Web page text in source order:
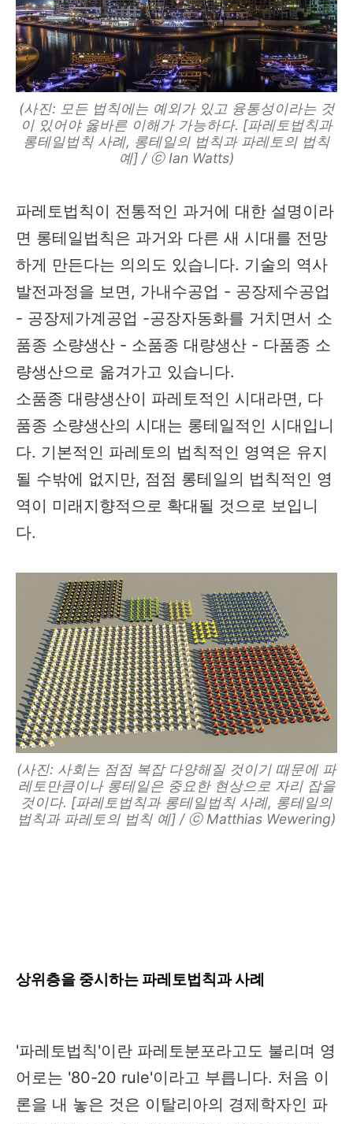
(사진: 모든 법칙에는 예외가 있고 융통성이라는 것
이 있어야 옳바른 이해가 가능하다. [파레토법칙과
롱테일법칙 사례, 롱테일의 법칙과 파레토의 법칙
예] / ⓒ Ian Watts)
파레토법칙이 전통적인 과거에 대한 설명이라
면 롱테일법칙은 과거와 다른 새 시대를 전망
하게 만든다는 의의도 있습니다. 기술의 역사
발전과정을 보면, 가내수공업 - 공장제수공업
- 공장제가계공업 -공장자동화를 거치면서 소
품종 소량생산 - 소품종 대량생산 - 다품종 소
량생산으로 옮겨가고 있습니다.
소품종 대량생산이 파레토적인 시대라면, 다
품종 소량생산의 시대는 롱테일적인 시대입니
다. 기본적인 파레토의 법칙적인 영역은 유지
될 수밖에 없지만, 점점 롱테일의 법칙적인 영
역이 미래지향적으로 확대될 것으로 보입니
다.
(사진: 사회는 점점 복잡 다양해질 것이기 때문에 파
레토만큼이나 롱테일은 중요한 현상으로 자리 잡을
것이다. [파레토법칙과 롱테일법칙 사례, 롱테일의
법칙과 파레토의 법칙 예] / ⓒ Matthias Wewering)
상위층을 중시하는 파레토법칙과 사례
'파레토법칙'이란 파레토분포라고도 불리며 영
어로는 '80-20 rule'이라고 부릅니다. 처음 이
론을 내 놓은 것은 이탈리아의 경제학자인 파